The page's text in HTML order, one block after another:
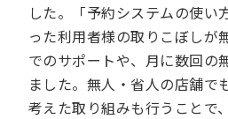
した。「予約システムの使い
った利用者様の取りこぼしが
でのサポートや、月に数回の
ました。無人・省人の店舗で
考えた取り組みも行うことで